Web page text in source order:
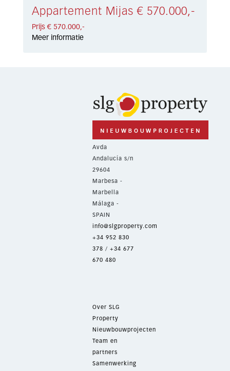
Appartement Mijas € 570.000,-
Prijs € 570.000,-
Meer informatie
Avda
Andalucía s/n
29604
Marbesa -
Marbella
Málaga -
SPAIN
info@slgproperty.com
+34 952 830
378 / +34 677
670 480
Over SLG
Property
Nieuwbouwprojecten
Team en
partners
Samenwerking